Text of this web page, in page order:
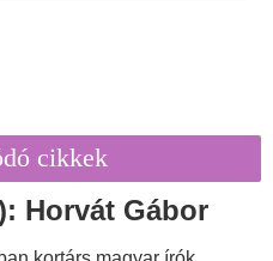
cikkek
Horvát Gábor